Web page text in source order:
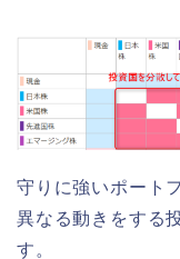
守りに強いポート
異なる動きをする
す。